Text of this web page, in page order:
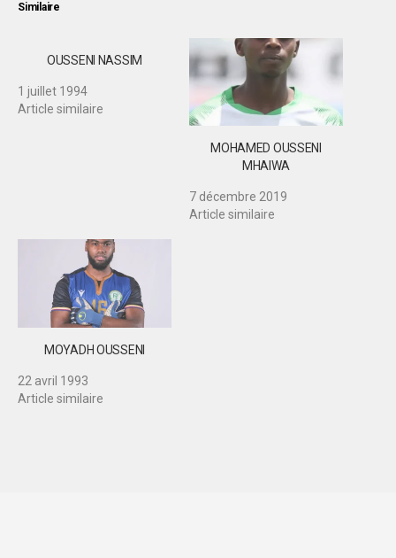
Similaire
OUSSENI NASSIM
1 juillet 1994
Article similaire
MOHAMED OUSSENI
MHAIWA
7 décembre 2019
Article similaire
MOYADH OUSSENI
22 avril 1993
Article similaire